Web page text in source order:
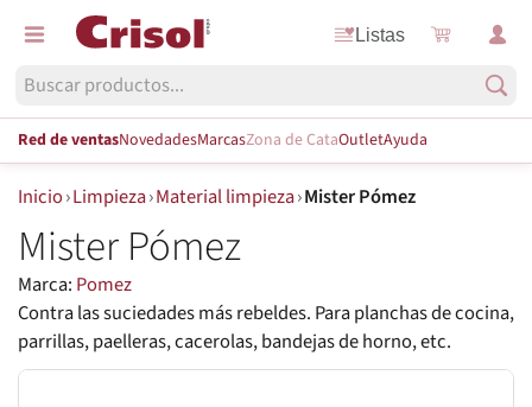
Listas
Red de ventasNovedadesMarcasZona de CataOutletAyuda
Inicio›Limpieza›Material limpieza›Mister Pómez
Mister Pómez
Marca: Pomez
Contra las suciedades más rebeldes. Para planchas de cocina,
parrillas, paelleras, cacerolas, bandejas de horno, etc.